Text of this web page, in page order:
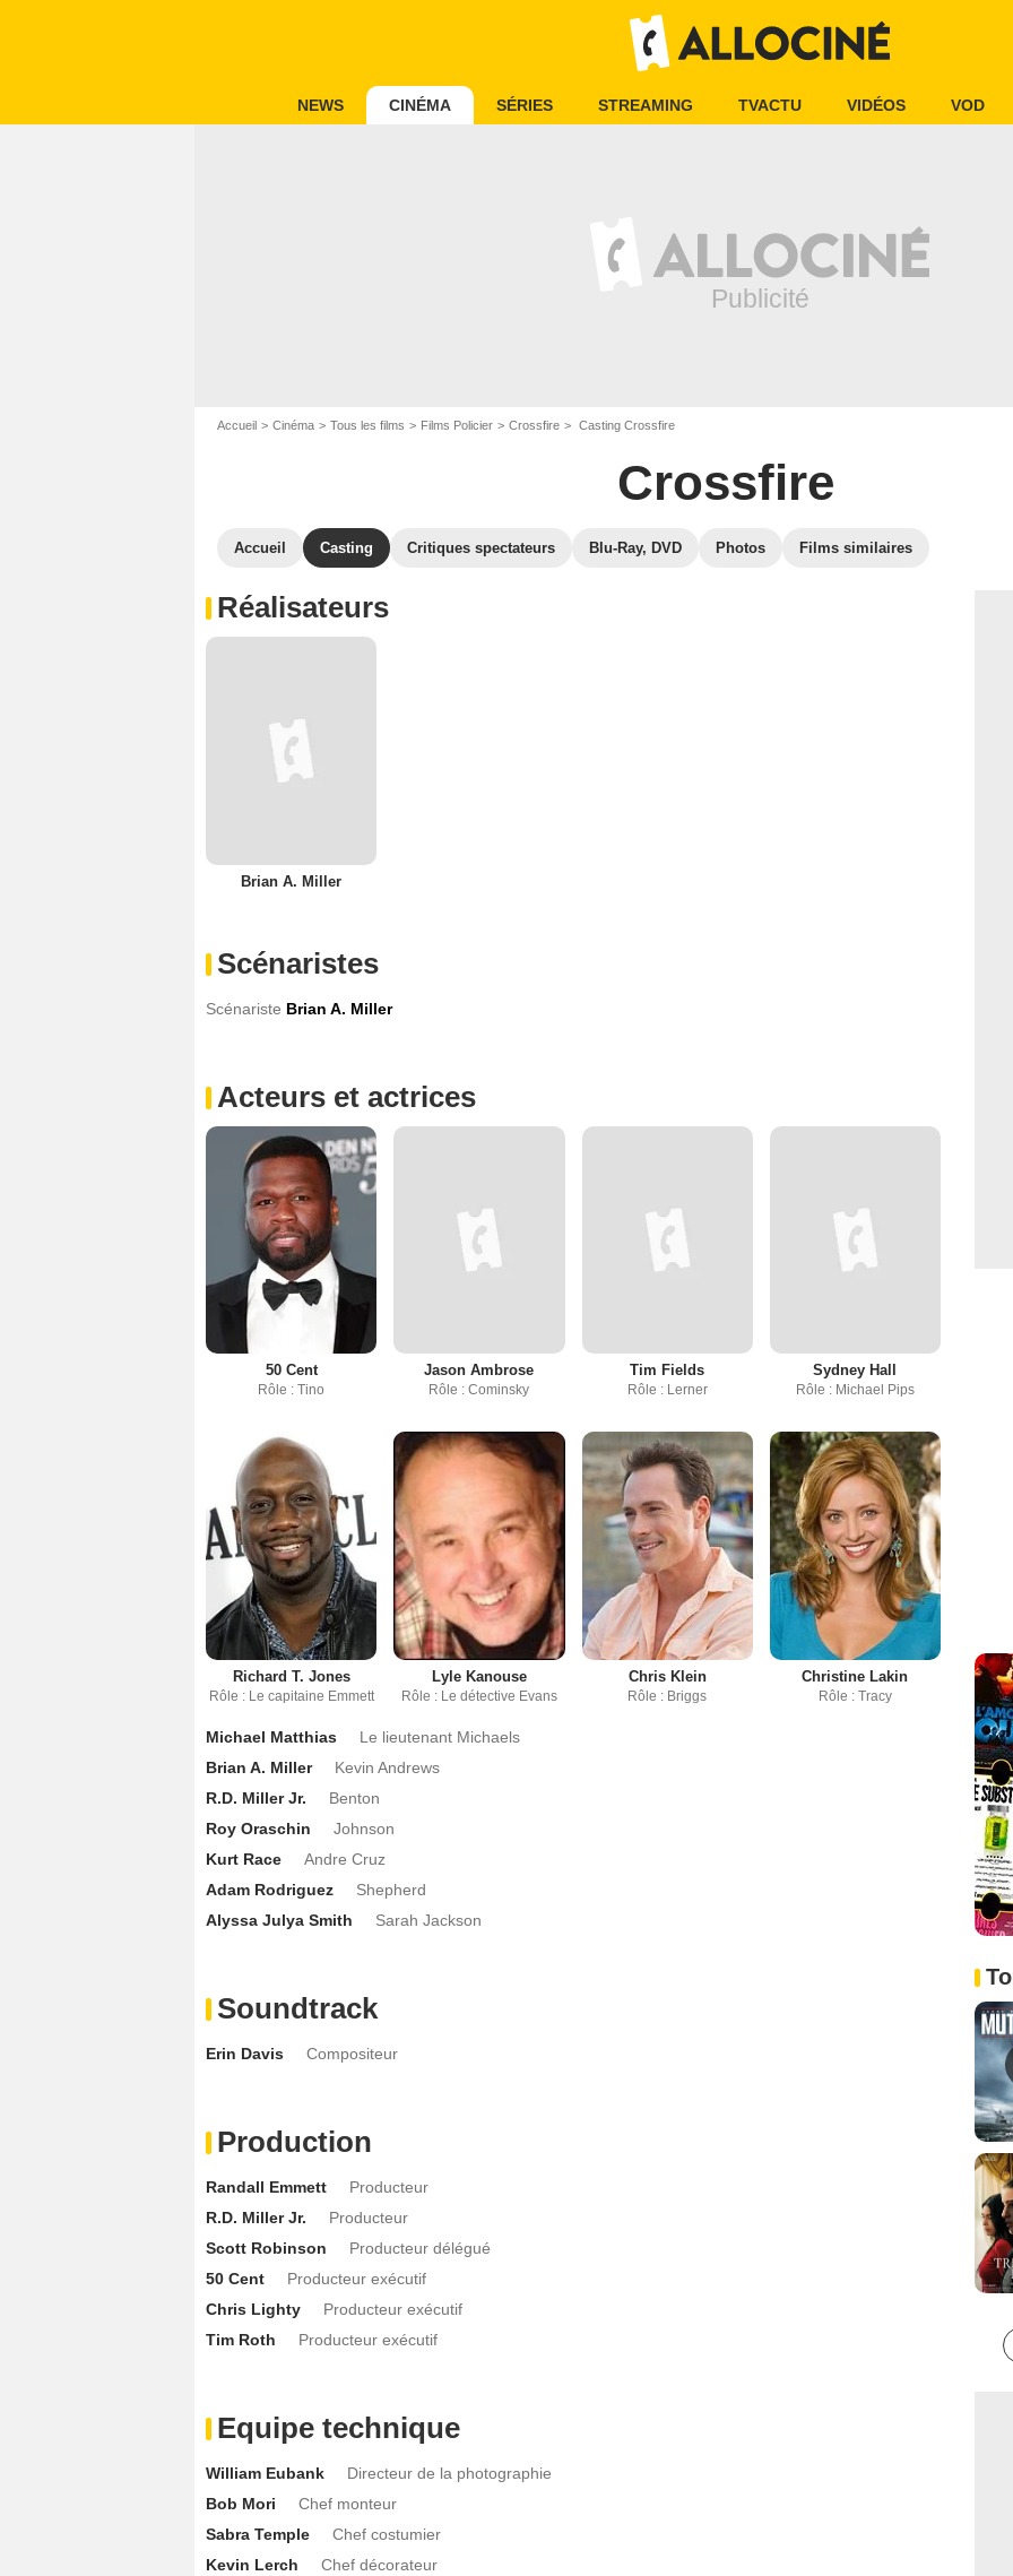
NEWS CINÉMA SÉRIES STREAMING TVACTU VIDÉOS VOD
Accueil Cinéma Tous les films Films Policier Crossfire Casting Crossfire
Crossfire
Accueil Casting Critiques spectateurs Blu-Ray, DVD Photos Films similaires
Réalisateurs
Brian A. Miller
Scénaristes
Scénariste Brian A. Miller
Acteurs et actrices
50 Cent
Rôle : Tino
Jason Ambrose
Rôle : Cominsky
Tim Fields
Rôle : Lerner
Sydney Hall
Rôle : Michael Pips
Richard T. Jones
Rôle : Le capitaine Emmett
Lyle Kanouse
Rôle : Le détective Evans
Chris Klein
Rôle : Briggs
Christine Lakin
Rôle : Tracy
Michael Matthias
Le lieutenant Michaels
Brian A. Miller
Kevin Andrews
R.D. Miller Jr.
Benton
Roy Oraschin
Johnson
Kurt Race
Andre Cruz
Adam Rodriguez
Shepherd
Alyssa Julya Smith
Sarah Jackson
Soundtrack
Erin Davis Compositeur
Production
Randall Emmett
Producteur
R.D. Miller Jr.
Producteur
Scott Robinson
Producteur délégué
50 Cent
Producteur exécutif
Chris Lighty
Producteur exécutif
Tim Roth
Producteur exécutif
Equipe technique
William Eubank
Directeur de la photographie
Bob Mori
Chef monteur
Sabra Temple
Chef costumier
Kevin Lerch
Chef décorateur